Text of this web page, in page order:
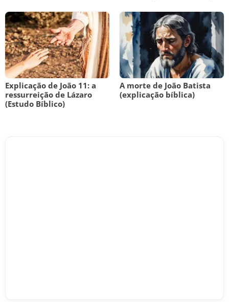
Explicação de João 11: a
ressurreição de Lázaro
(Estudo Bíblico)
A morte de João Batista
(explicação bíblica)